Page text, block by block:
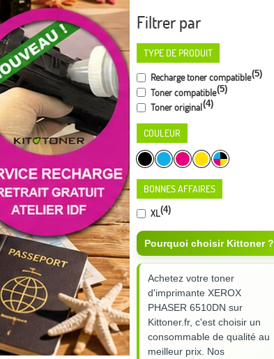
Filtrer par
TYPE DE PRODUIT
Recharge toner compatible(5)
Toner compatible(5)
Toner original(4)
COULEUR
BONNES AFFAIRES
XL(4)
Pourquoi choisir Kittoner ?
Achetez votre toner
d'imprimante XEROX
PHASER 6510DN sur
Kittoner.fr, c'est choisir un
consommable de qualité au
meilleur prix. Nos